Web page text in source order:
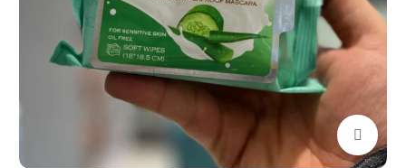
بزرگنمایی تصویر